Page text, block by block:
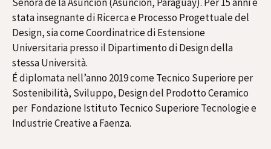
stata insegnante di Ricerca e Processo Progettuale del
Design, sia come Coordinatrice di Estensione
Universitaria presso il Dipartimento di Design della
stessa Università.
É diplomata nell’anno 2019 come Tecnico Superiore per
Sostenibilità, Sviluppo, Design del Prodotto Ceramico
per Fondazione Istituto Tecnico Superiore Tecnologie e
Industrie Creative a Faenza.